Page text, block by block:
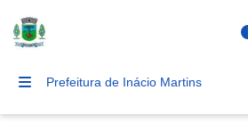
Prefeitura de Inácio Martins